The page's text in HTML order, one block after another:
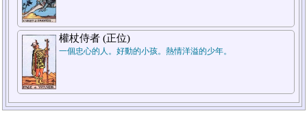
權杖侍者 (正位)
一個忠心的人。好動的小孩。熱情洋溢的少年。